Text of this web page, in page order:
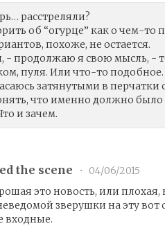
расстреляли?
об “огурце” как о чем-
похоже, не остается.
- продолжаю я свою мысль, -
пуля. Или что-то подобное.
затянутыми в перчатки
что именно должно было
и зачем.
the scene •
04/06/2015
это новость, или плохая,
зверушки на эту вот
входные.